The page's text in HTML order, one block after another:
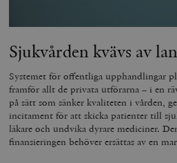
Sjukvården kvävs av
Systemet för offentliga upphandlingar
framför allt de privata utförarna – i en
på sätt som sänker kvaliteten i vården,
incitament för att skicka patienter till
läkare och undvika dyrare mediciner.
finansieringen behöver ersättas av en